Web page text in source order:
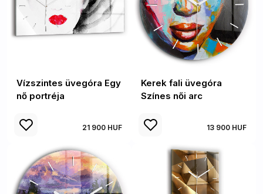
Vízszintes üvegóra Egy
nő portréja
21 900 HUF
Kerek fali üvegóra
Színes női arc
13 900 HUF